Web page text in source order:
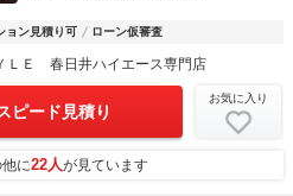
ョン見積り可 ローン仮審査
ＬＥ 春日井ハイエース専門店
ピード見積り
お気に入り
に22人が見ています